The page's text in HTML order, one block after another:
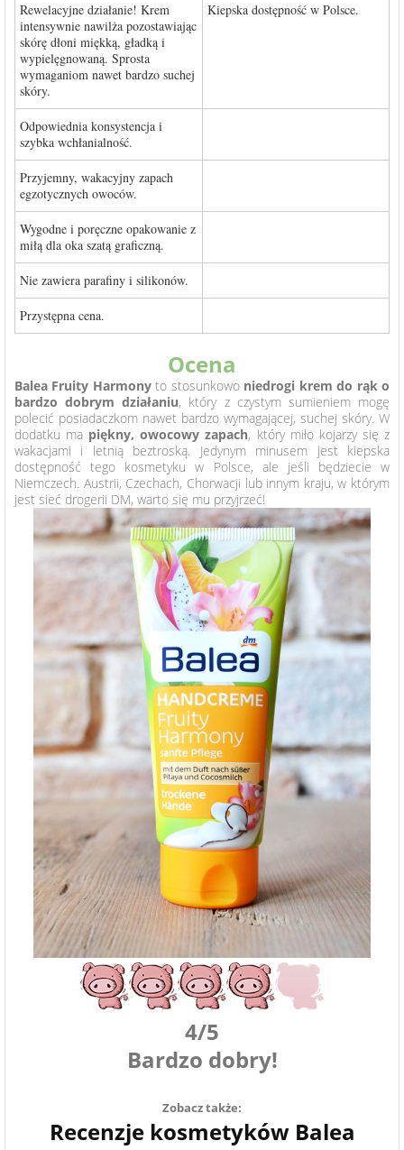
Rewelacyjne działanie! Krem
intensywnie nawilża pozostawiając
skórę dłoni miękką, gładką i
wypielęgnowaną. Sprosta
wymaganiom nawet bardzo suchej
skóry.
Kiepska dostępność w Polsce.
Odpowiednia konsystencja i
szybka wchłanialność.
Przyjemny, wakacyjny zapach
egzotycznych owoców.
Wygodne i poręczne opakowanie z
miłą dla oka szatą graficzną.
Nie zawiera parafiny i silikonów.
Przystępna cena.
Ocena
Balea Fruity Harmonyto stosunkowo niedrogi krem do rąk o
bardzo dobrym działaniu, który z czystym sumieniem mogę
polecić posiadaczkom nawet bardzo wymagającej, suchej skóry. W
dodatku ma piękny, owocowy zapach, który miło kojarzy się z
wakacjami i letnią beztroską. Jedynym minusem jest kiepska
dostępność tego kosmetyku w Polsce, ale jeśli będziecie w
Niemczech. Austrii, Czechach, Chorwacji lub innym kraju, w którym
jest sieć drogerii DM, warto się mu przyjrzeć!
4/5
Bardzo dobry!
Zobacz także:
Recenzje kosmetyków Balea